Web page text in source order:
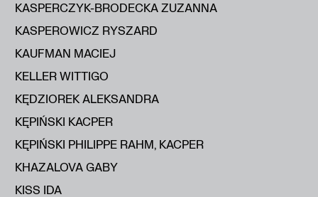
KASPERCZYK-BRODECKA ZUZANNA
KASPEROWICZ RYSZARD
KAUFMAN MACIEJ
KELLER WITTIGO
KĘDZIOREK ALEKSANDRA
KĘPIŃSKI KACPER
KĘPIŃSKI PHILIPPE RAHM, KACPER
KHAZALOVA GABY
KISS IDA